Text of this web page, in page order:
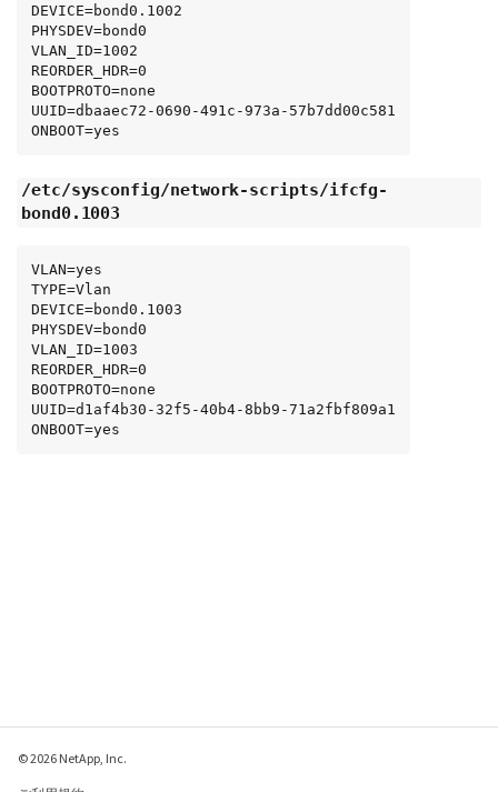
DEVICE=bond0.1002
PHYSDEV=bond0
VLAN_ID=1002
REORDER_HDR=0
BOOTPROTO=none
UUID=dbaaec72-0690-491c-973a-57b7dd00c581
ONBOOT=yes
/etc/sysconfig/network-scripts/ifcfg-
bond0.1003
VLAN=yes
TYPE=Vlan
DEVICE=bond0.1003
PHYSDEV=bond0
VLAN_ID=1003
REORDER_HDR=0
BOOTPROTO=none
UUID=d1af4b30-32f5-40b4-8bb9-71a2fbf809a1
ONBOOT=yes
© 2026 NetApp, Inc.